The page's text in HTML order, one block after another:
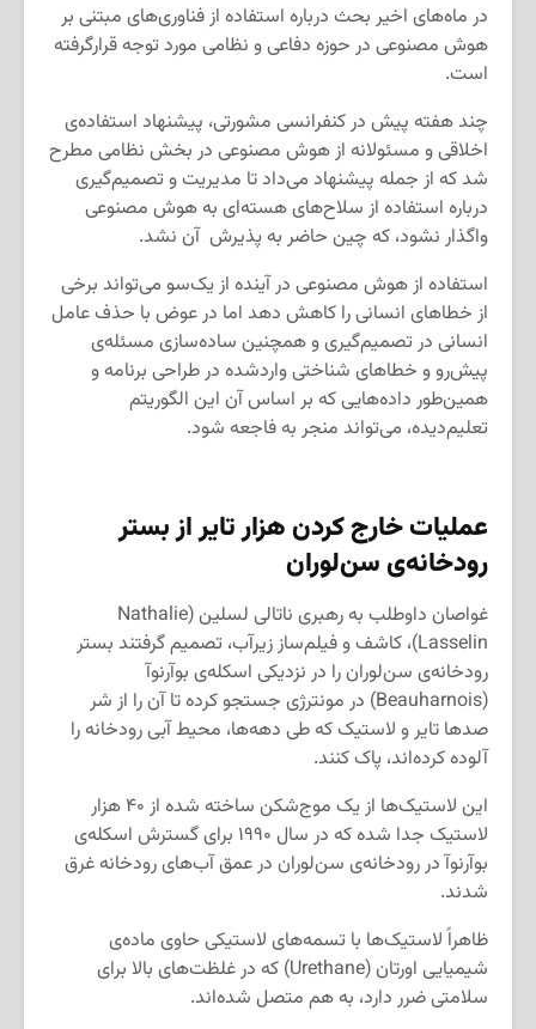
در ماه‌های اخیر بحث درباره استفاده از فناوری‌های مبتنی بر
هوش مصنوعی در حوزه دفاعی و نظامی مورد توجه قرارگرفته
است.
چند هفته پیش در کنفرانسی مشورتی، پیشنهاد استفاده‌ی
اخلاقی و مسئولانه از هوش مصنوعی در بخش نظامی مطرح
شد که از جمله پیشنهاد می‌داد تا مدیریت و تصمیم‌گیری
درباره استفاده از سلاح‌های هسته‌ای به هوش مصنوعی
واگذار نشود، که چین حاضر به پذیرش آن نشد.
استفاده از هوش مصنوعی در آینده از یک‌سو می‌تواند برخی
از خطاهای انسانی را کاهش دهد اما در عوض با حذف عامل
انسانی در تصمیم‌گیری و همچنین ساده‌سازی مسئله‌ی
پیش‌رو و خطاهای شناختی واردشده در طراحی برنامه و
همین‌طور داده‌هایی که بر اساس آن این الگوریتم
تعلیم‌دیده، می‌تواند منجر به فاجعه شود.
عملیات خارج کردن هزار تایر از بستر
رودخانه‌ی سن‌لوران
غواصان داوطلب به رهبری ناتالی لسلین (Nathalie
Lasselin)، کاشف و فیلم‌ساز زیرآب، تصمیم گرفتند بستر
رودخانه‌ی سن‌لوران را در نزدیکی اسکله‌ی بوآرنوآ
(Beauharnois) در مونترژی جستجو کرده تا آن را از شر
صدها تایر و لاستیک که طی دهه‌ها، محیط آبی رودخانه را
آلوده کرده‌اند، پاک کنند.
این لاستیک‌ها از یک موج‌شکن ساخته شده از ۴۰ هزار
لاستیک جدا شده که در سال ۱۹۹۰ برای گسترش اسکله‌ی
بوآرنوآ در رودخانه‌ی سن‌لوران در عمق آب‌های رودخانه غرق
شدند.
ظاهراً لاستیک‌ها با تسمه‌های لاستیکی حاوی ماده‌ی
شیمیایی اورتان (Urethane) که در غلظت‌های بالا برای
سلامتی ضرر دارد، به هم متصل شده‌اند.